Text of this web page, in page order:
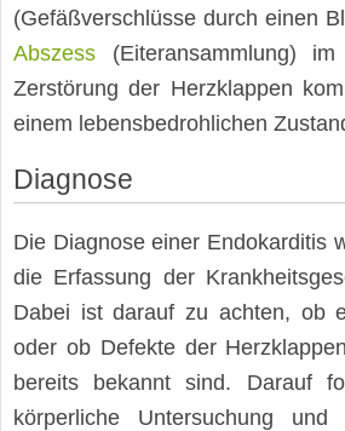
(Gefäßverschlüsse durch einen
Abszess (Eiteransammlung)
Zerstörung der Herzklappen
einem lebensbedrohlichen
Diagnose
Die Diagnose einer Endokarditis
die Erfassung der
Dabei ist darauf zu achten, ob
oder ob Defekte der
bereits bekannt sind. Darauf
körperliche Untersuchung